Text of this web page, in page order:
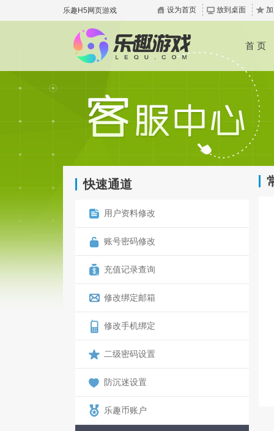
乐趣H5网页游戏 设为首页 放到桌面
首 页
快速通道
用户资料修改
账号密码修改
充值记录查询
修改绑定邮箱
修改手机绑定
二级密码设置
防沉迷设置
乐趣币账户